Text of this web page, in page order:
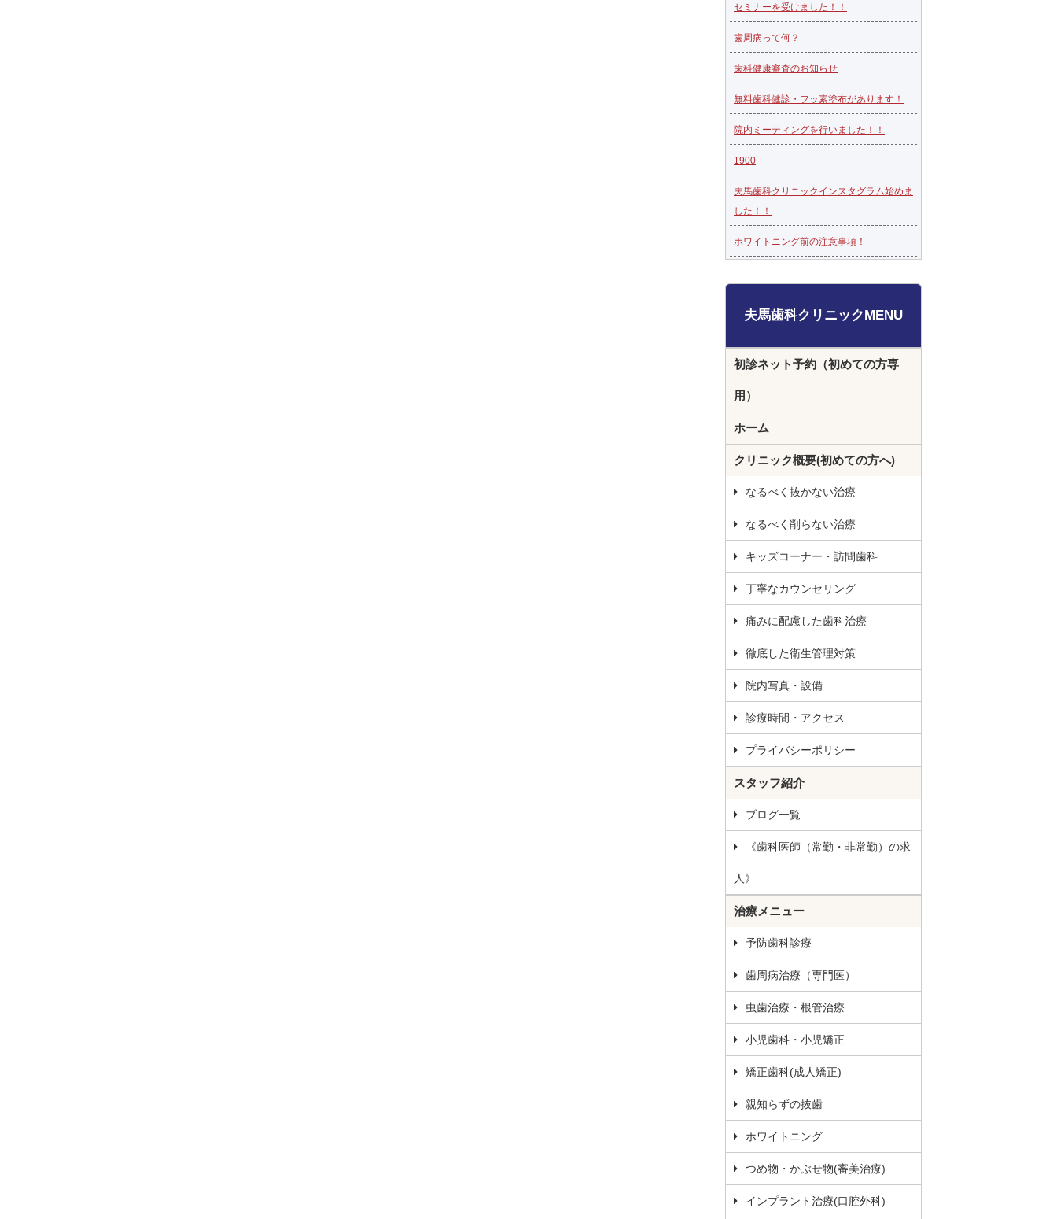
セミナーを受けました！！
歯周病って何？
歯科健康審査のお知らせ
無料歯科健診・フッ素塗布があります！
院内ミーティングを行いました！！
1900
夫馬歯科クリニックインスタグラム始めま
した！！
ホワイトニング前の注意事項！
夫馬歯科クリニックMENU
初診ネット予約（初めての方専
用）
ホーム
クリニック概要(初めての方へ)
なるべく抜かない治療
なるべく削らない治療
キッズコーナー・訪問歯科
丁寧なカウンセリング
痛みに配慮した歯科治療
徹底した衛生管理対策
院内写真・設備
診療時間・アクセス
プライバシーポリシー
スタッフ紹介
ブログ一覧
《歯科医師（常勤・非常勤）の求
人》
治療メニュー
予防歯科診療
歯周病治療（専門医）
虫歯治療・根管治療
小児歯科・小児矯正
矯正歯科(成人矯正)
親知らずの抜歯
ホワイトニング
つめ物・かぶせ物(審美治療)
インプラント治療(口腔外科)